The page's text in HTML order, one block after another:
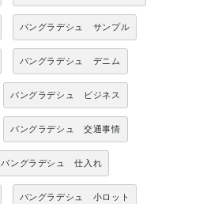
バングラデシュ サンプル
バングラデシュ デニム
バングラデシュ ビジネス
バングラデシュ 交通事情
バングラデシュ 仕入れ
バングラデシュ 小ロット